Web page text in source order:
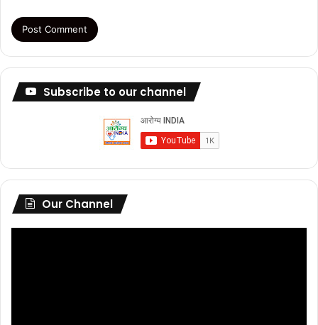
Subscribe to our channel
Our Channel